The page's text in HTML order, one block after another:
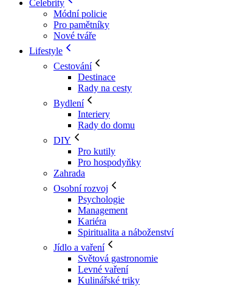
Celebrity
Módní policie
Pro pamětníky
Nové tváře
Lifestyle
Cestování
Destinace
Rady na cesty
Bydlení
Interiery
Rady do domu
DIY
Pro kutily
Pro hospodyňky
Zahrada
Osobní rozvoj
Psychologie
Management
Kariéra
Spiritualita a náboženství
Jídlo a vaření
Světová gastronomie
Levné vaření
Kulinářské triky